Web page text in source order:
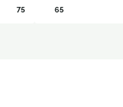
75 65